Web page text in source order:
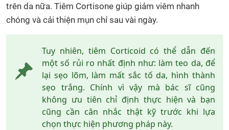
trên da nữa. Tiêm Cortisone giúp giảm viêm nhanh
chóng và cải thiện mụn chỉ sau vài ngày.
Tuy nhiên, tiêm Corticoid có thể dẫn đến
một số rủi ro nhất định như: làm teo da, để
lại sẹo lõm, làm mất sắc tố da, hình thành
sẹo trắng. Chính vì vậy mà bác sĩ cũng
không ưu tiên chỉ định thực hiện và bạn
cũng cần cân nhắc thật kỹ trước khi lựa
chọn thực hiện phương pháp này.